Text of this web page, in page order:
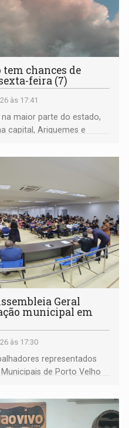
tem chances de
feira (7)
às 17:41
maior parte do estado,
capital, Ariquemes e
Geral
municipal em
às 17:30
representados
de Porto Velho